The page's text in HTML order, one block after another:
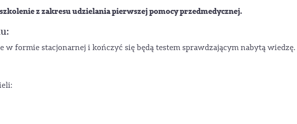
z zakresu udzielania pierwszej pomocy przedmedycznej.
w formie stacjonarnej i kończyć się będą testem sprawdzającym nabytą wiedzę.